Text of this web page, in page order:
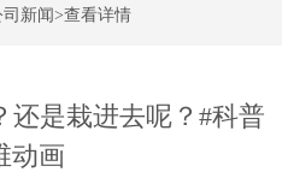
司新闻>查看详情
还是栽进去呢？#科普
动画